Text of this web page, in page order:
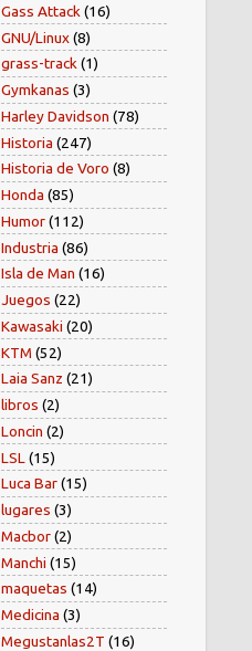
Gass Attack (16)
GNU/Linux(8)
grass-track(1)
Gymkanas (3)
Harley Davidson (78)
Historia (247)
Historia de Voro (8)
Honda (85)
Humor(112)
Industria (86)
Isla de Man (16)
Juegos (22)
Kawasaki (20)
KTM (52)
Laia Sanz (21)
libros (2)
Loncin (2)
LSL (15)
Luca Bar(15)
lugares (3)
Macbor(2)
Manchi (15)
maquetas (14)
Medicina (3)
Megustanlas2T (16)